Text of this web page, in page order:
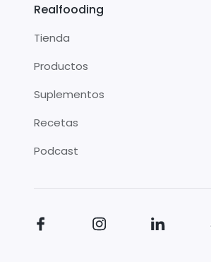
Realfooding
Tienda
Productos
Suplementos
Recetas
Podcast